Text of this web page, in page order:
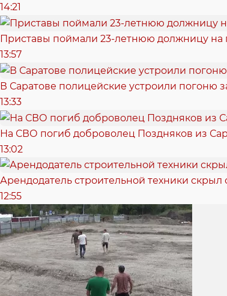
14:21
Приставы поймали 23-летнюю должницу на
13:57
В Саратове полицейские устроили погоню
13:33
На СВО погиб доброволец Поздняков из
13:02
Арендодатель строительной техники скрыл
12:55